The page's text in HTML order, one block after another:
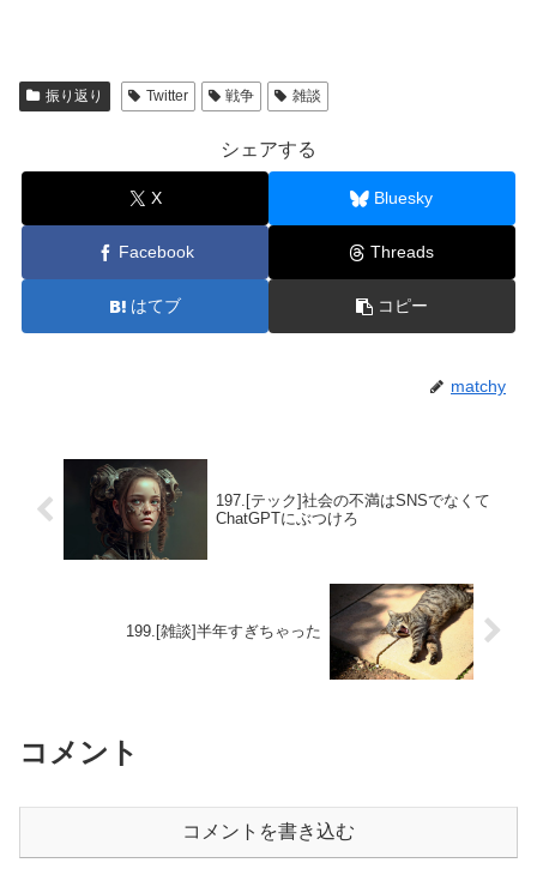
振り返り Twitter 戦争 雑談
シェアする
X Bluesky
Facebook Threads
はてブ コピー
matchy
197.[テック]社会の不満はSNSでなくて
ChatGPTにぶつけろ
199.[雑談]半年すぎちゃった
コメント
コメントを書き込む